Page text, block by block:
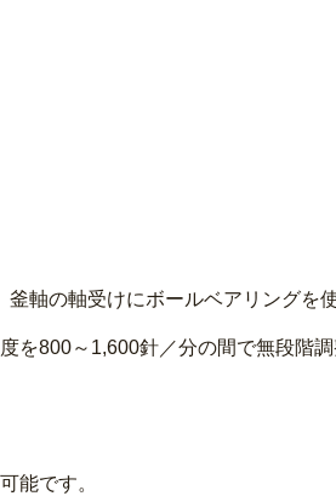
軸の軸受けにボールベアリングを
を800～1,600針／分の間で無段階調
能です。